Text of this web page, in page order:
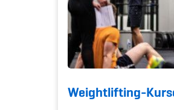
Weightlifting-